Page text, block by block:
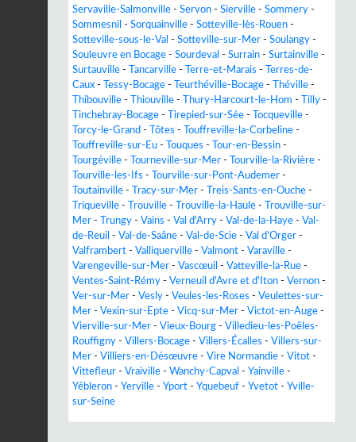
Servaville-Salmonville - Servon - Sierville - Sommery -
Sommesnil - Sorquainville - Sotteville-lès-Rouen -
Sotteville-sous-le-Val - Sotteville-sur-Mer - Soulangy -
Souleuvre en Bocage - Sourdeval - Surrain - Surtainville -
Surtauville - Tancarville - Terre-et-Marais -
Terres-de-
Caux - Tessy-Bocage - Teurthéville-Bocage - Théville -
Thibouville - Thiouville - Thury-Harcourt-le-Hom - Tilly -
Tinchebray-Bocage - Tirepied-sur-Sée - Tocqueville -
Torcy-le-Grand - Tôtes - Touffreville-la-Corbeline -
Touffreville-sur-Eu - Touques - Tour-en-Bessin -
Tourgéville - Tourneville-sur-Mer - Tourville-la-Rivière -
Tourville-les-Ifs - Tourville-sur-Pont-Audemer -
Toutainville - Tracy-sur-Mer - Treis-Sants-en-Ouche -
Triqueville - Trouville - Trouville-la-Haule -
Trouville-sur-
Mer - Trungy - Vains - Val d'Arry - Val-de-la-Haye - Val-
de-Reuil - Val-de-Saâne - Val-de-Scie - Val d'Orger -
Valframbert - Valliquerville - Valmont - Varaville -
Varengeville-sur-Mer - Vascœuil - Vatteville-la-Rue -
Ventes-Saint-Rémy - Verneuil d'Avre et d'Iton - Vernon -
Ver-sur-Mer - Vesly - Veules-les-Roses - Veulettes-sur-
Mer - Vexin-sur-Epte - Vicq-sur-Mer - Victot-en-Auge -
Vierville-sur-Mer - Vieux-Bourg - Villedieu-les-Poêles-
Rouffigny - Villers-Bocage - Villers-Écalles - Villers-sur-
Mer - Villiers-en-Désœuvre - Vire Normandie - Vitot -
Vittefleur - Vraiville - Wanchy-Capval - Yainville -
Yébleron - Yerville - Yport - Yquebeuf - Yvetot - Yville-
sur-Seine